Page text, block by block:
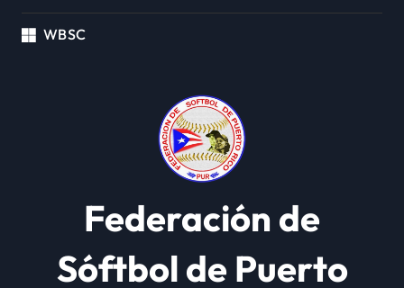
WBSC
Federación de
Sóftbol de Puerto